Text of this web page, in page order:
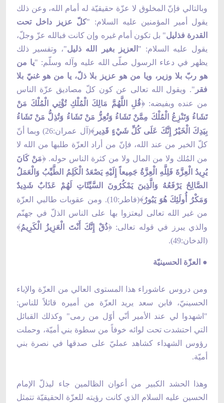
وبالتالي فإنّ المخلوق لا عزّة حقيقيّة له أمام الله، وعن ذلك
يقول أمير المؤمنين عليه السلام: "كلّ عزيز داخل تحت
القدرة فذليل" بل تكون أمام غيره وإن كانت فبالله عزّ وجلّ،
يقول عليه السلام: " العزيز بغير الله ذليل"، وتفسير ذلك
يظهر في دعاء الرسول صلّى الله عليه وآله وسلّم: "يا من
هو ربّ بلا وزير، ويا من هو عزيز بلا ذلّ، يا من هو غنيّ بلا
فقر ". ويقول الله تعالى عن كون كلّ مصاديق عزّة الناس
من عنده وبفيضه:﴿قُلِ اللَّهُمَّ مَالِكَ الْمُلْكِ تُؤْتِي الْمُلْكَ مَنْ
تَشَاءُ وَتَنْزِعُ الْمُلْكَ مِمَّنْ تَشَاءُ وَتُعِزُّ مَنْ تَشَاءُ وَتُذِلُّ مَنْ تَشَاءُ
بِيَدِكَ الْخَيْرُ إِنَّكَ عَلَى كُلِّ شَيْءٍ قَدِير﴾
(آل عمران:26) وبما أنّ
كلّ الخير من عند الله، فإنّ من أراد العزّة طلبها من الله لا
من المُلك ولا من المال ولا من كثرة الناس حوله.﴿مَنْ كَانَ
يُرِيدُ الْعِزَّةَ فَلِلَّهِ الْعِزَّةُ جَمِيعاً إِلَيْهِ يَصْعَدُ الْكَلِمُ الطَّيِّبُ وَالْعَمَلُ
الصَّالِحُ يَرْفَعُهُ وَالَّذِينَ يَمْكُرُونَ السَّيِّئَاتِ لَهُمْ عَذَابٌ شَدِيدٌ
وَمَكْرُ أُولَئِكَ هُوَ يَبُورُ﴾
(فاطر:10). ومن عقوبات طالبي العزّة
من غير الله تعالى ليعتزوا بها على الناس الذلّ في جهنّم
والذي يبرز في قوله تعالى:﴿ذُقْ إِنَّكَ أَنْتَ الْعَزِيزُ الْكَرِيمُ﴾
(الدخان:49).
● العزّة الحسينيّة
ومن دروس عاشوراء هذا المستوى العالي من العزّة والإباء
الحسينيّ، فابن سعد يريد العزّة من أميره قائلاً للناس:
"اشهدوا لي عند الأمير أنّي أوّل من رمى" وكذلك القبائل
التي احتشدت تحت لوائه خوفاً من سطوة بني أميّة، وحملت
رؤوس الشهداء كشاهد عمليّ على صدقها في نصرة بني
أميّة.
وهذا الحشد الكبير من أعوان الظالمين جاء ليذلّ الإمام
الحسين عليه السلام الذي كانت رؤيته للعزّة الحقيقيّة تتمثل